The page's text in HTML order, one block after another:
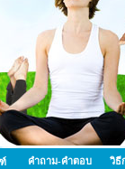
คำถาม-คำตอบ วิธี